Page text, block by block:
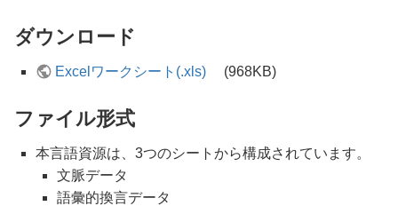
ダウンロード
Excelワークシート(.xls) (968KB)
ファイル形式
本言語資源は、3つのシートから構成されています。
文脈データ
語彙的換言データ